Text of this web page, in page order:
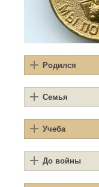
Родился
Семья
Учеба
До войны